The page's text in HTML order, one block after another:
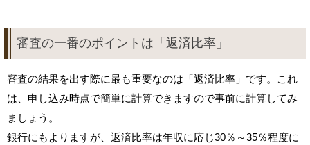
審査の一番のポイントは「返済比率」
審査の結果を出す際に最も重要なのは「返済比率」です。これ
は、申し込み時点で簡単に計算できますので事前に計算してみ
ましょう。
銀行にもよりますが、返済比率は年収に応じ30％～35％程度に